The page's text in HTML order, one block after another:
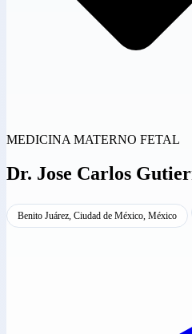
MEDICINA MATERNO FETAL
Dr. Jose Carlos
Benito Juárez, Ciudad de México, México